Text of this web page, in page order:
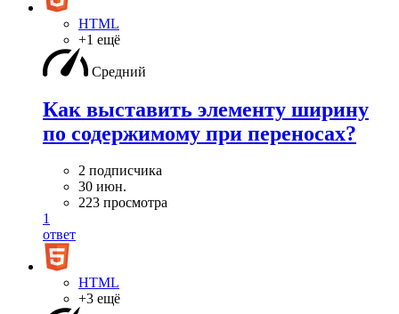
HTML
+1 ещё
Средний
Как выставить элементу ширину
по содержимому при переносах?
2 подписчика
30 июн.
223 просмотра
1
ответ
HTML
+3 ещё